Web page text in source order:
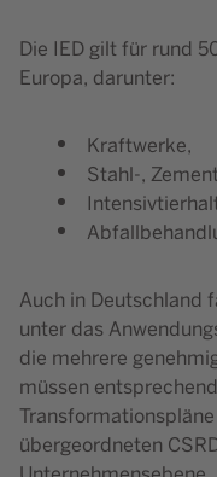
Die IED gilt für rund
Europa, darunter:
Kraftwerke,
Stahl-,
Auch in Deutschland
unter das
die mehrere
müssen
übergeordneten